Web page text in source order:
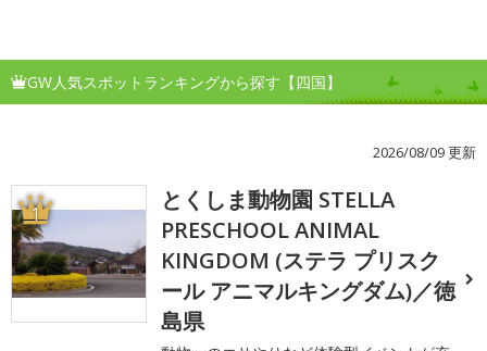
GW人気スポットランキングから探す【四国】
2026/08/09 更新
1
とくしま動物園 STELLA
PRESCHOOL ANIMAL
KINGDOM (ステラ プリスク
ール アニマルキングダム)／徳
島県